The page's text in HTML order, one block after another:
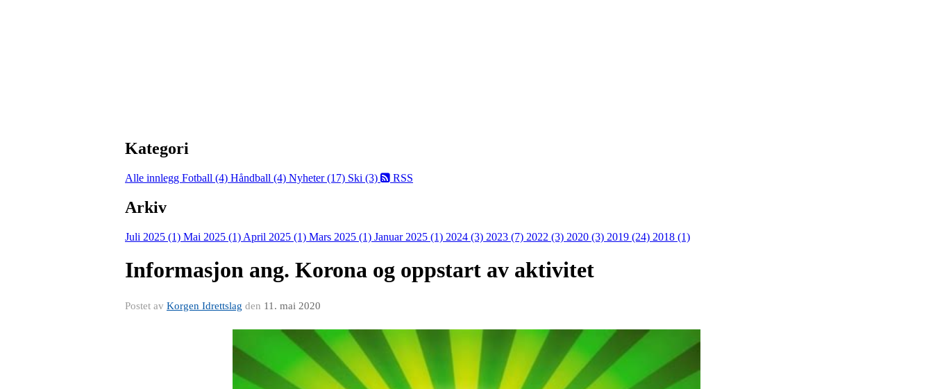
Kategori
Alle innlegg Fotball (4) Håndball (4) Nyheter (17) Ski (3) RSS
Arkiv
Juli 2025 (1) Mai 2025 (1) April 2025 (1) Mars 2025 (1) Januar 2025 (1) 2024 (3) 2023 (7) 2022 (3) 2020 (3) 2019 (24) 2018 (1)
Informasjon ang. Korona og oppstart av aktivitet
Postet av Korgen Idrettslag den 11. mai 2020